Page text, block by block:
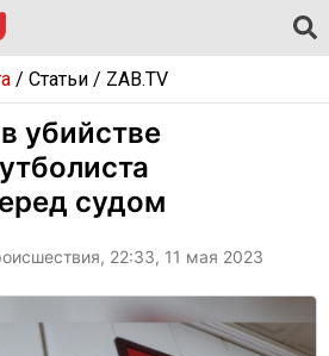
/ Статьи/ ZAB.TV
убийстве
судом
22:33, 11 мая 2023